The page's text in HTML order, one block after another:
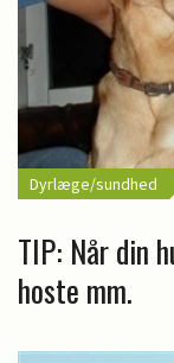
Dyrlæge/sundhed
TIP: Når din
hoste mm.